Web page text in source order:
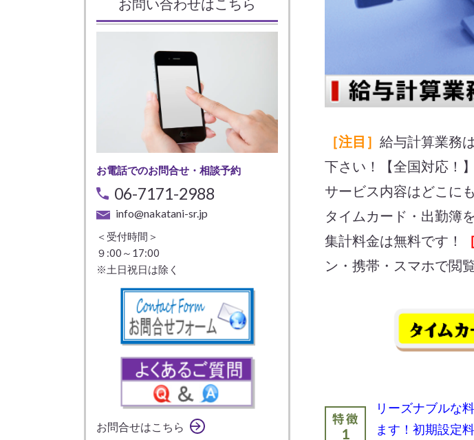
［注目］ 給与計算業務
下さい！【全国対応！】
サービス内容はどこに
タイムカード・出勤簿
集計料金は無料です！
ン・携帯・スマホで閲
リーズナブルな
ます！初期設定
お問い合わせはこちら
お電話でのお問合せ・相談予約
06-7171-2988
info@nakatani-sr.jp
＜受付時間＞
９:00～17:00
※土日祝日は除く
お問合せはこちら